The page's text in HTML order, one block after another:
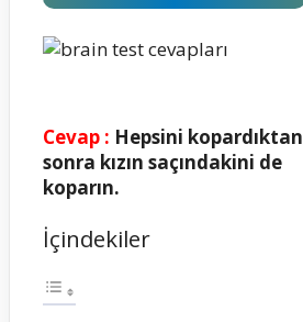
Cevap : Hepsini kopardıktan
sonra kızın saçındakini de
koparın.
İçindekiler